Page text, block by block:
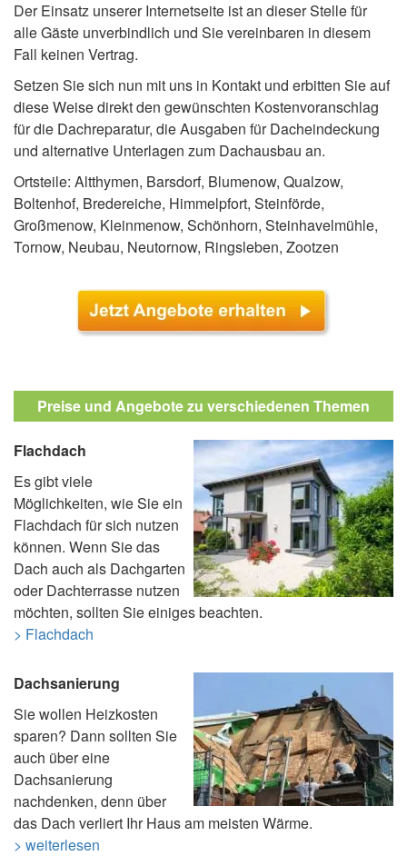
Der Einsatz unserer Internetseite ist an dieser Stelle für
alle Gäste unverbindlich und Sie vereinbaren in diesem
Fall keinen Vertrag.
Setzen Sie sich nun mit uns in Kontakt und erbitten Sie auf
diese Weise direkt den gewünschten Kostenvoranschlag
für die Dachreparatur, die Ausgaben für Dacheindeckung
und alternative Unterlagen zum Dachausbau an.
Ortsteile: Altthymen, Barsdorf, Blumenow, Qualzow,
Boltenhof, Bredereiche, Himmelpfort, Steinförde,
Großmenow, Kleinmenow, Schönhorn, Steinhavelmühle,
Tornow, Neubau, Neutornow, Ringsleben, Zootzen
Preise und Angebote zu verschiedenen Themen
Flachdach
Es gibt viele
Möglichkeiten, wie Sie ein
Flachdach für sich nutzen
können. Wenn Sie das
Dach auch als Dachgarten
oder Dachterrasse nutzen
möchten, sollten Sie einiges beachten.
> Flachdach
Dachsanierung
Sie wollen Heizkosten
sparen? Dann sollten Sie
auch über eine
Dachsanierung
nachdenken, denn über
das Dach verliert Ihr Haus am meisten Wärme.
> weiterlesen